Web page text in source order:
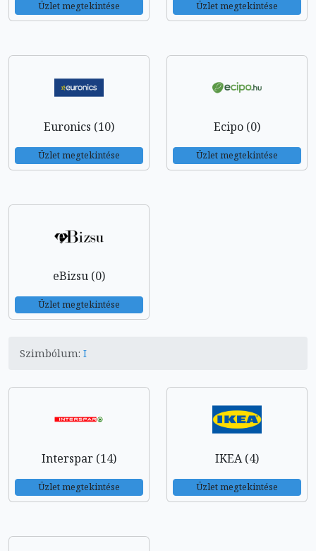
Üzlet megtekintése Üzlet megtekintése
Euronics (10)
Üzlet megtekintése
Ecipo (0)
Üzlet megtekintése
eBizsu (0)
Üzlet megtekintése
Szimbólum: I
Interspar (14)
Üzlet megtekintése
IKEA (4)
Üzlet megtekintése